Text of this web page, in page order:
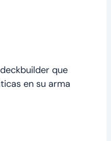
que
en su arma